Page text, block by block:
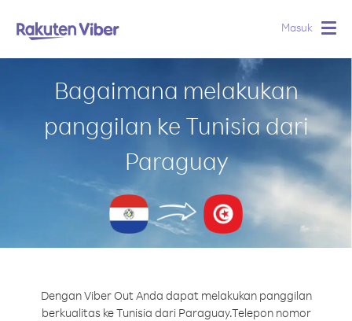
Masuk
Bagaimana melakukan
panggilan ke Tunisia dari
Paraguay
Dengan Viber Out Anda dapat melakukan panggilan
berkualitas ke Tunisia dari Paraguay.Telepon nomor